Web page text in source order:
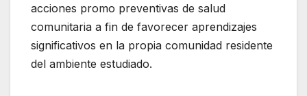
acciones promo preventivas de salud
comunitaria a fin de favorecer aprendizajes
significativos en la propia comunidad residente
del ambiente estudiado.